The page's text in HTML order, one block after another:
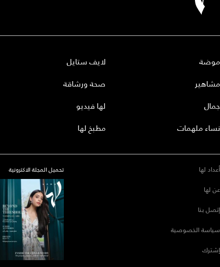
موضة
مشاهير
جمال
نساء ملهمات
لايف ستايل
صحة ورشاقة
لها فيديو
مطبخ لها
أعداد لها
عن لها
إتصل بنا
سياسة الخصوصية
إشترك
تحميل المجلة الاكترونية